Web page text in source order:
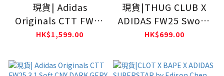
現貨| Adidas
Originals CTT FW25
3.1 Soft CNY Focus
外套
HK$1,599.00
現貨|THUG CLUB X
ADIDAS FW25 Sword
Cap Cream White
HK$699.00